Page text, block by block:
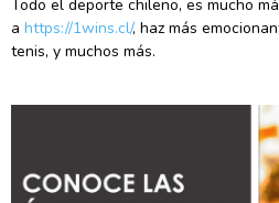
Todo el deporte chileno, es mucho
a https://1wins.cl/, haz más
tenis, y muchos más.